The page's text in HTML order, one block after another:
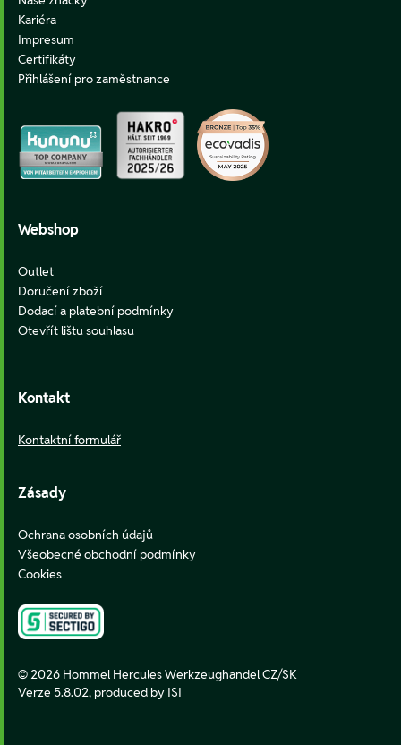
Kariéra
Impresum
Certifikáty
Přihlášení pro zaměstnance
Webshop
Outlet
Doručení zboží
Dodací a platební podmínky
Otevřít lištu souhlasu
Kontakt
Kontaktní formulář
Zásady
Ochrana osobních údajů
Všeobecné obchodní podmínky
Cookies
© 2026 Hommel Hercules Werkzeughandel CZ/SK
Verze 5.8.02, produced by ISI